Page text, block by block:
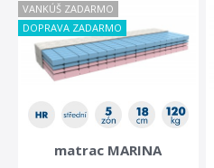
VANKÚŠ ZADARMO
DOPRAVA ZADARMO
matrac MARINA